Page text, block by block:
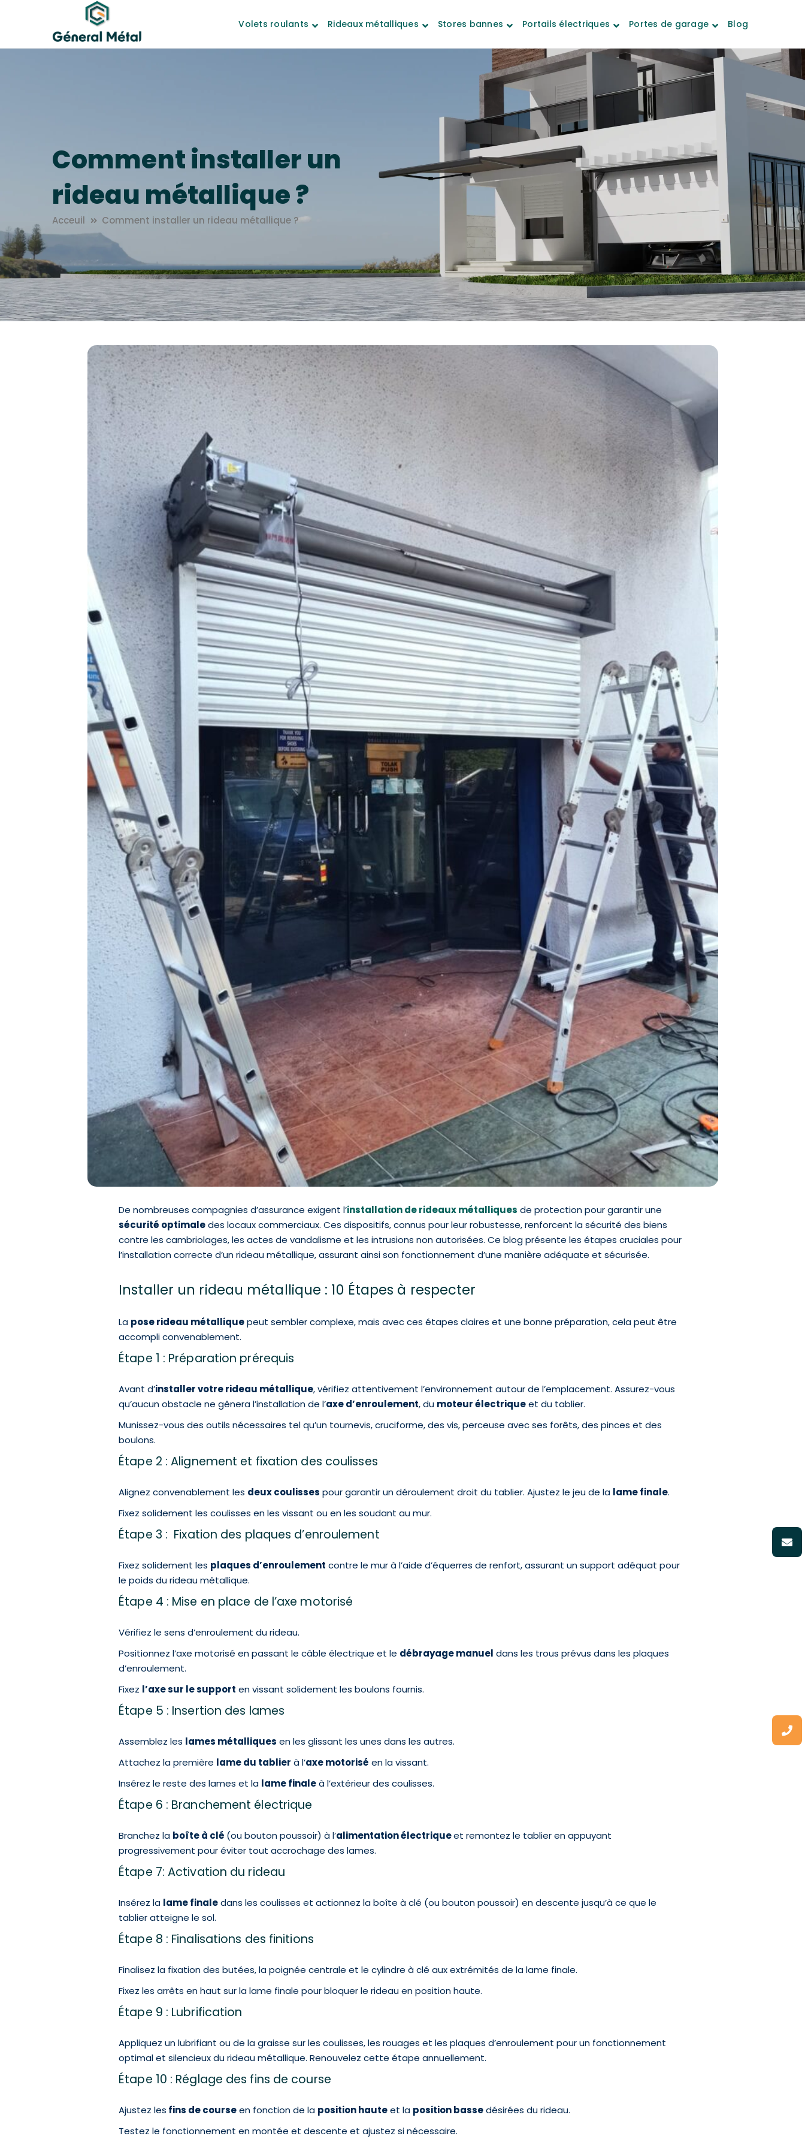
Volets roulants Rideaux métalliques Stores bannes Portails électriques Portes de garage Blog
Comment installer un
rideau métallique ?
Acceuil Comment installer un rideau métallique ?
De nombreuses compagnies d’assurance exigent l’installation de rideaux métalliques de protection pour garantir une
sécurité optimaledes locaux commerciaux. Ces dispositifs, connus pour leur robustesse, renforcent la sécurité des biens
contre les cambriolages, les actes de vandalisme et les intrusions non autorisées. Ce blog présente les étapes cruciales pour
l’installation correcte d’un rideau métallique, assurant ainsi son fonctionnement d’une manière adéquate et sécurisée.
Installer un rideau métallique : 10 Étapes à respecter
La pose rideau métalliquepeut sembler complexe, mais avec ces étapes claires et une bonne préparation, cela peut être
accompli convenablement.
Étape 1 : Préparation prérequis
Avant d’installer votre rideau métallique, vérifiez attentivement l’environnement autour de l’emplacement. Assurez-vous
qu’aucun obstacle ne gênera l’installation de l’axe d’enroulement, du moteur électriqueet du tablier.
Munissez-vous des outils nécessaires tel qu’un tournevis, cruciforme, des vis, perceuse avec ses forêts, des pinces et des
boulons.
Étape 2 : Alignement et fixation des coulisses
Alignez convenablement les deux coulisses pour garantir un déroulement droit du tablier. Ajustez le jeu de la lame finale.
Fixez solidement les coulisses en les vissant ou en les soudant au mur.
Étape 3 : Fixation des plaques d’enroulement
Fixez solidement les plaques d’enroulement contre le mur à l’aide d’équerres de renfort, assurant un support adéquat pour
le poids du rideau métallique.
Étape 4 : Mise en place de l’axe motorisé
Vérifiez le sens d’enroulement du rideau.
Positionnez l’axe motorisé en passant le câble électrique et le débrayage manuel dans les trous prévus dans les plaques
d’enroulement.
Fixez l’axe sur le support en vissant solidement les boulons fournis.
Étape 5 : Insertion des lames
Assemblez les lames métalliques en les glissant les unes dans les autres.
Attachez la première lame du tablier à l’axe motorisé en la vissant.
Insérez le reste des lames et la lame finaleà l’extérieur des coulisses.
Étape 6 : Branchement électrique
Branchez la boîte à clé (ou bouton poussoir) à l’alimentation électriqueet remontez le tablier en appuyant
progressivement pour éviter tout accrochage des lames.
Étape 7: Activation du rideau
Insérez la lame finaledans les coulisses et actionnez la boîte à clé (ou bouton poussoir) en descente jusqu’à ce que le
tablier atteigne le sol.
Étape 8 : Finalisations des finitions
Finalisez la fixation des butées, la poignée centrale et le cylindre à clé aux extrémités de la lame finale.
Fixez les arrêts en haut sur la lame finale pour bloquer le rideau en position haute.
Étape 9 : Lubrification
Appliquez un lubrifiant ou de la graisse sur les coulisses, les rouages et les plaques d’enroulement pour un fonctionnement
optimal et silencieux du rideau métallique. Renouvelez cette étape annuellement.
Étape 10 : Réglage des fins de course
Ajustez les fins de courseen fonction de la position hauteet la position bassedésirées du rideau.
Testez le fonctionnement en montée et descente et ajustez si nécessaire.